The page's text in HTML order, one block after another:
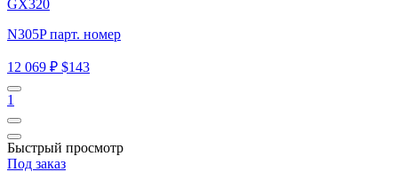
GX320
N305P парт. номер
12 069 ₽ $143
1
Быстрый просмотр
Под заказ